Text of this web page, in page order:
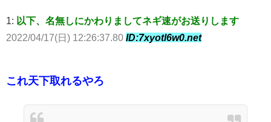
1: 以下、名無しにかわりましてネギ速がお送りします
2022/04/17(日) 12:26:37.80 ID:7xyotl6w0.net
これ天下取れるやろ